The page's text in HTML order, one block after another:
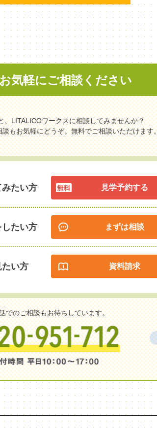
気軽にご相談ください
、LITALICOワークスに相談してみませんか？
もお気軽にどうぞ。無料でご相談いただけます
たい方 見学予約する
たい方 まずは相談
い方 資料請求
でのご相談もお待ちしています。